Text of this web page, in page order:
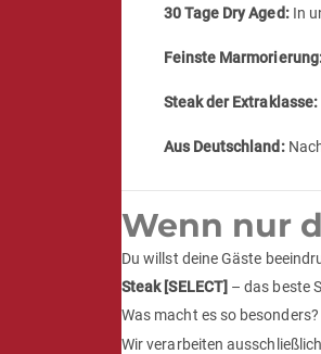
30 Tage Dry Aged:In
Feinste
Steak der Extraklasse:
Aus Deutschland:
Wenn nur
Du willst deine Gäste
Steak [SELECT] – das beste
Was macht es so besonders?
Wir verarbeiten ausschließlich